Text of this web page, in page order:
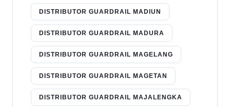
DISTRIBUTOR GUARDRAIL MADIUN
DISTRIBUTOR GUARDRAIL MADURA
DISTRIBUTOR GUARDRAIL MAGELANG
DISTRIBUTOR GUARDRAIL MAGETAN
DISTRIBUTOR GUARDRAIL MAJALENGKA